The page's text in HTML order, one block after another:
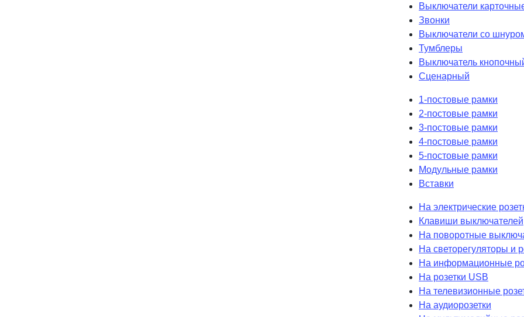
Выключатели
Звонки
Выключатели со
Тумблеры
Выключатель
Сценарный
1-постовые рамки
2-постовые рамки
3-постовые рамки
4-постовые рамки
5-постовые рамки
Модульные рамки
Вставки
На электрические
Клавиши выключателей
На поворотные
На светорегуляторы и
На информационные
На розетки USB
На телевизионные
На аудиорозетки